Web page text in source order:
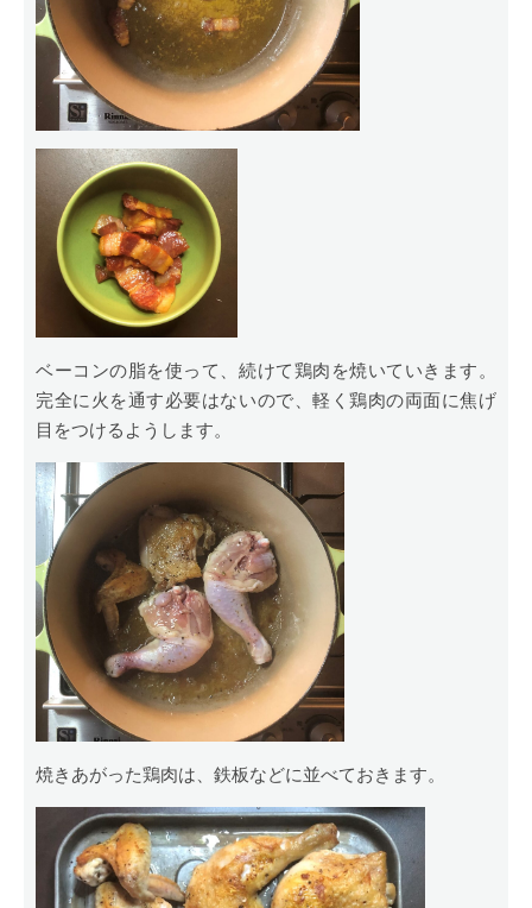
ベーコンの脂を使って、続けて鶏肉を焼いていきます。
完全に火を通す必要はないので、軽く鶏肉の両面に焦げ
目をつけるようします。
焼きあがった鶏肉は、鉄板などに並べておきます。